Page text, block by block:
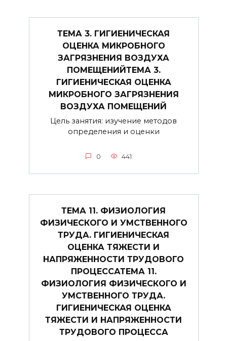
ТЕМА 3. ГИГИЕНИЧЕСКАЯ
ОЦЕНКА МИКРОБНОГО
ЗАГРЯЗНЕНИЯ ВОЗДУХА
ПОМЕЩЕНИЙТЕМА 3.
ГИГИЕНИЧЕСКАЯ ОЦЕНКА
МИКРОБНОГО ЗАГРЯЗНЕНИЯ
ВОЗДУХА ПОМЕЩЕНИЙ
Цель занятия: изучение методов
определения и оценки
0 441
ТЕМА 11. ФИЗИОЛОГИЯ
ФИЗИЧЕСКОГО И УМСТВЕННОГО
ТРУДА. ГИГИЕНИЧЕСКАЯ
ОЦЕНКА ТЯЖЕСТИ И
НАПРЯЖЕННОСТИ ТРУДОВОГО
ПРОЦЕССАТЕМА 11.
ФИЗИОЛОГИЯ ФИЗИЧЕСКОГО И
УМСТВЕННОГО ТРУДА.
ГИГИЕНИЧЕСКАЯ ОЦЕНКА
ТЯЖЕСТИ И НАПРЯЖЕННОСТИ
ТРУДОВОГО ПРОЦЕССА